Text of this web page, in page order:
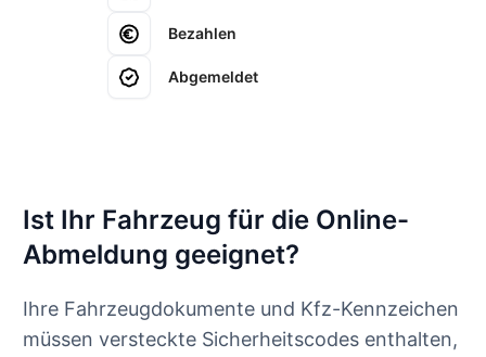
Bezahlen
Abgemeldet
Ist Ihr Fahrzeug für die Online-
Abmeldung geeignet?
Ihre Fahrzeugdokumente und Kfz-Kennzeichen
müssen versteckte Sicherheitscodes enthalten,